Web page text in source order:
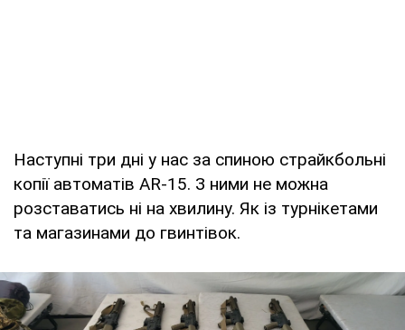
Наступні три дні у нас за спиною страйкбольні
копії автоматів AR-15. З ними не можна
розставатись ні на хвилину. Як із турнікетами
та магазинами до гвинтівок.